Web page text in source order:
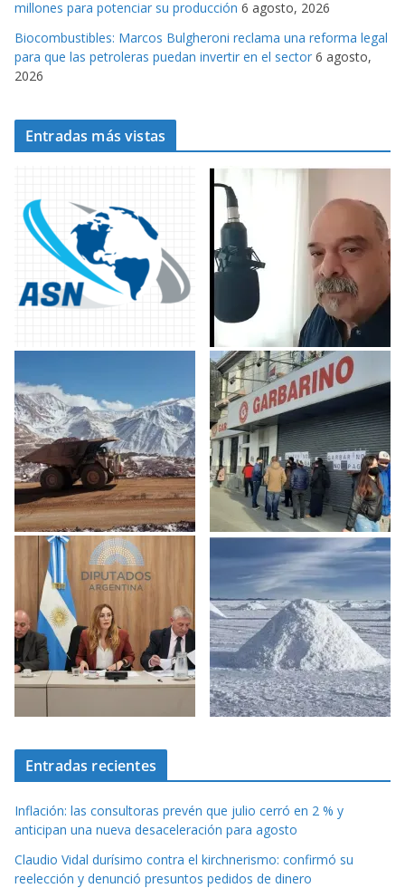
millones para potenciar su producción 6 agosto, 2026
Biocombustibles: Marcos Bulgheroni reclama una reforma legal
para que las petroleras puedan invertir en el sector 6 agosto,
2026
Entradas más vistas
Entradas recientes
Inflación: las consultoras prevén que julio cerró en 2 % y
anticipan una nueva desaceleración para agosto
Claudio Vidal durísimo contra el kirchnerismo: confirmó su
reelección y denunció presuntos pedidos de dinero